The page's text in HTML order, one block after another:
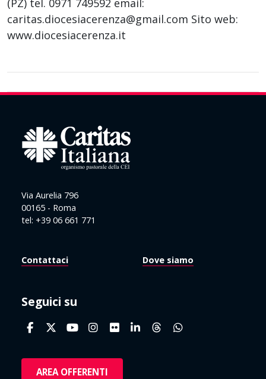
(PZ) tel. 0971 749592 email:
caritas.diocesiacerenza@gmail.com Sito web:
www.diocesiacerenza.it
Via Aurelia 796
00165 - Roma
tel: +39 06 661 771
Contattaci Dove siamo
Seguici su
AREA OFFERENTI